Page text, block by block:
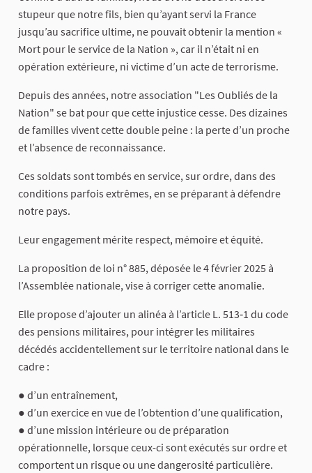
stupeur que notre fils, bien qu’ayant servi la France
jusqu’au sacrifice ultime, ne pouvait obtenir la mention «
Mort pour le service de la Nation », car il n’était ni en
opération extérieure, ni victime d’un acte de terrorisme.
Depuis des années, notre association "Les Oubliés de la
Nation" se bat pour que cette injustice cesse. Des dizaines
de familles vivent cette double peine : la perte d’un proche
et l’absence de reconnaissance.
Ces soldats sont tombés en service, sur ordre, dans des
conditions parfois extrêmes, en se préparant à défendre
notre pays.
Leur engagement mérite respect, mémoire et équité.
La proposition de loi n° 885, déposée le 4 février 2025 à
l’Assemblée nationale, vise à corriger cette anomalie.
Elle propose d’ajouter un alinéa à l’article L. 513‑1 du code
des pensions militaires, pour intégrer les militaires
décédés accidentellement sur le territoire national dans le
cadre :
● d’un entraînement,
● d’un exercice en vue de l’obtention d’une qualification,
● d’une mission intérieure ou de préparation
opérationnelle, lorsque ceux-ci sont exécutés sur ordre et
comportent un risque ou une dangerosité particulière.